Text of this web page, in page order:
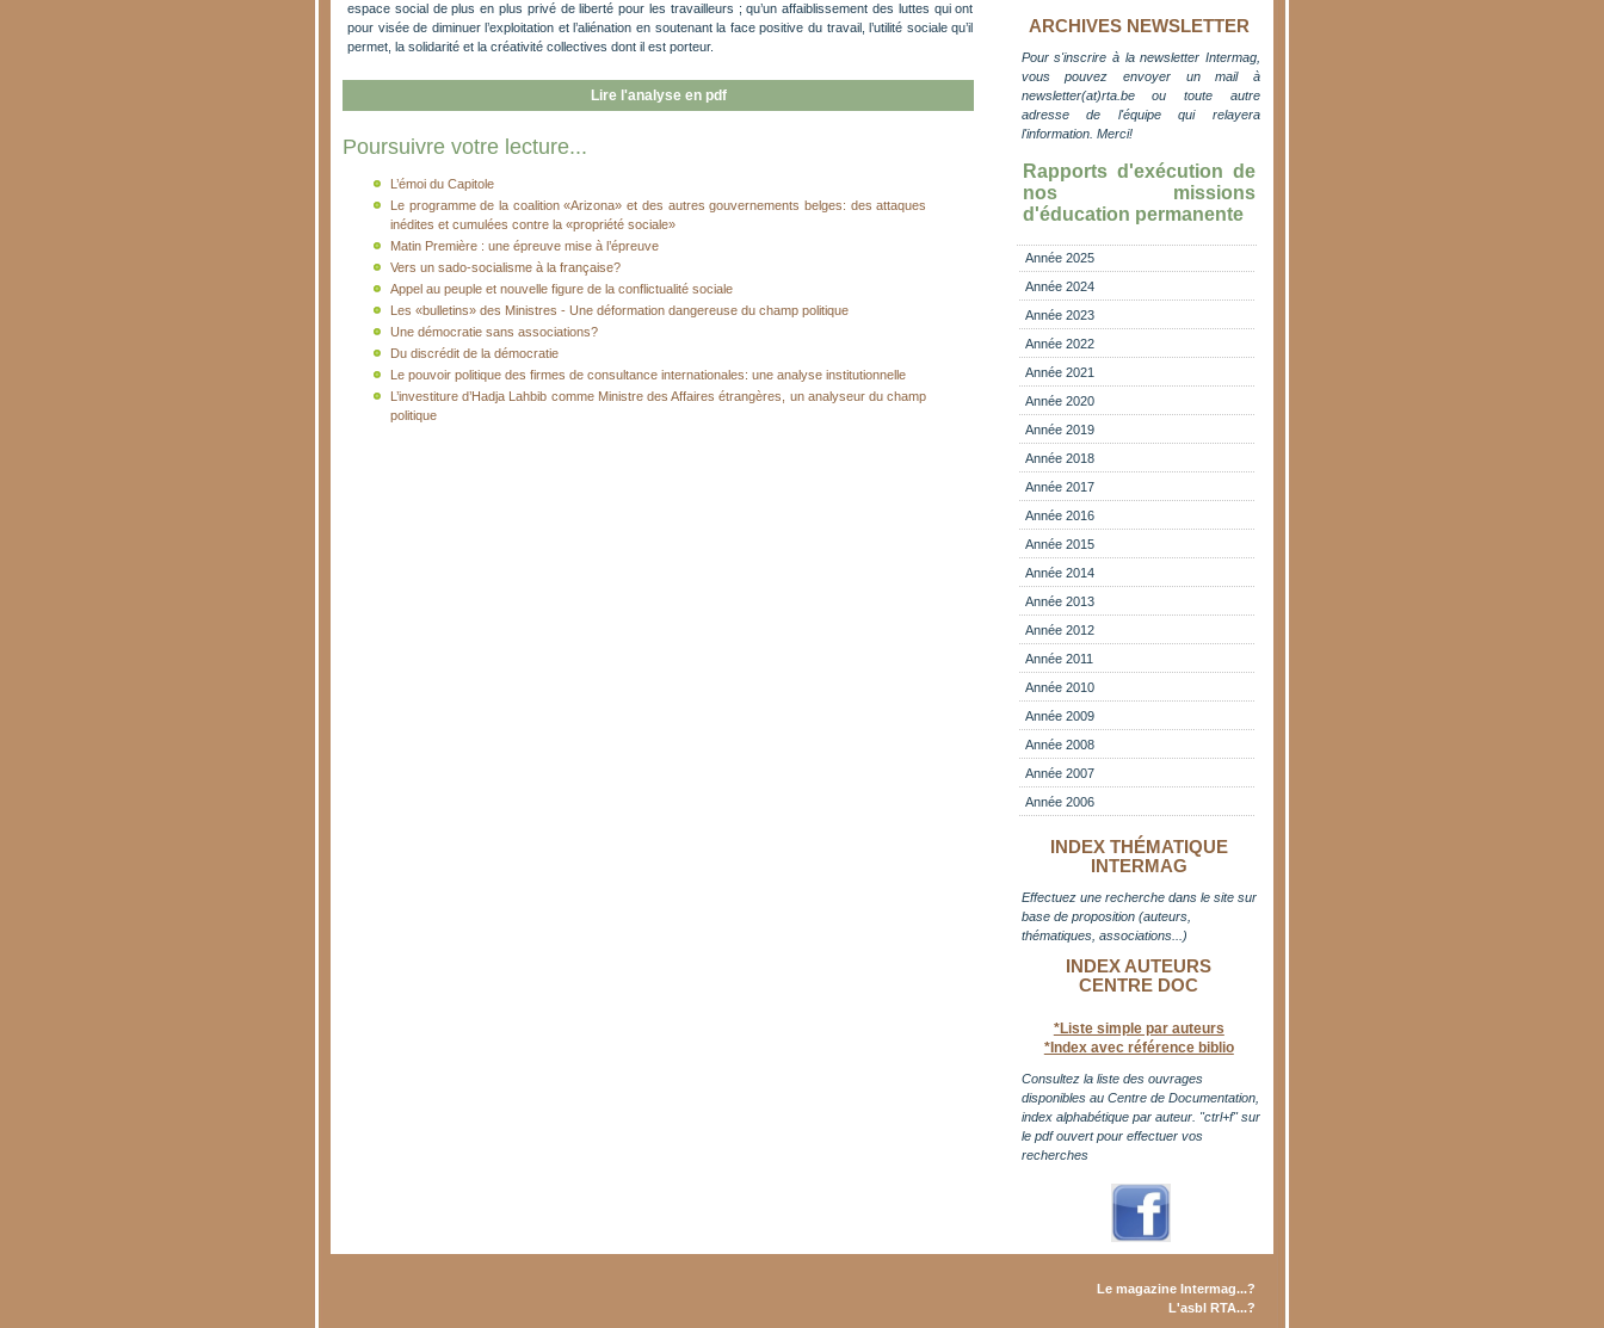
ARCHIVES NEWSLETTER
Pour s'inscrire à la newsletter Intermag,
vous pouvez envoyer un mail à
newsletter(at)rta.beou toute autre
adresse de l'équipe qui relayera
l'information. Merci!
Rapports d'exécution de
nos missions
d'éducation permanente
Année 2025
Année 2024
Année 2023
Année 2022
Année 2021
Année 2020
Année 2019
Année 2018
Année 2017
Année 2016
Année 2015
Année 2014
Année 2013
Année 2012
Année 2011
Année 2010
Année 2009
Année 2008
Année 2007
Année 2006
INDEX THÉMATIQUE
INTERMAG
Effectuez une recherche dans le site sur
base de proposition (auteurs,
thématiques, associations...)
INDEX AUTEURS
CENTRE DOC
*Liste simple par auteurs
*Index avec référence biblio
Consultez la liste des ouvrages
disponibles au Centre de Documentation,
index alphabétique par auteur. "ctrl+f" sur
le pdf ouvert pour effectuer vos
recherches
espace social de plus en plus privé de liberté pour les travailleurs ; qu’un affaiblissement des luttes qui ont
pour visée de diminuer l’exploitation et l’aliénation en soutenant la face positive du travail, l’utilité sociale qu’il
permet, la solidarité et la créativité collectives dont il est porteur.
Lire l'analyse en pdf
Poursuivre votre lecture...
L’émoi du Capitole
Le programme de la coalition «Arizona» et des autres gouvernements belges: des attaques
inédites et cumulées contre la «propriété sociale»
Matin Première : une épreuve mise à l’épreuve
Vers un sado-socialisme à la française?
Appel au peuple et nouvelle figure de la conflictualité sociale
Les «bulletins» des Ministres - Une déformation dangereuse du champ politique
Une démocratie sans associations?
Du discrédit de la démocratie
Le pouvoir politique des firmes de consultance internationales: une analyse institutionnelle
L’investiture d’Hadja Lahbib comme Ministre des Affaires étrangères, un analyseur du champ
politique
Le magazine Intermag...?
L'asbl RTA...?